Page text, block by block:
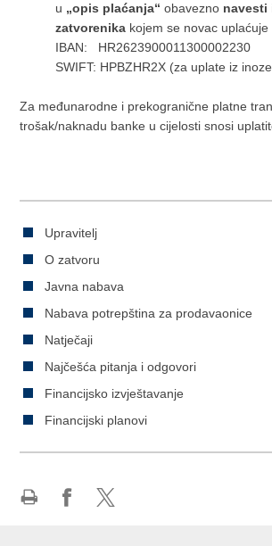
u „opis plaćanja“obavezno navesti
zatvorenika kojem se novac uplaćuje
IBAN: HR2623900011300002230
SWIFT: HPBZHR2X (za uplate iz
Za međunarodne i prekogranične platne
trošak/naknadu banke u cijelosti snosi
Upravitelj
O zatvoru
Javna nabava
Nabava potrepština za prodavaonice
Natječaji
Najčešća pitanja i odgovori
Financijsko izvještavanje
Financijski planovi